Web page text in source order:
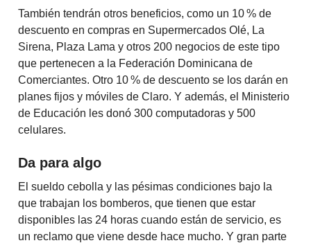
También tendrán otros beneficios, como un 10 % de
descuento en compras en Supermercados Olé, La
Sirena, Plaza Lama y otros 200 negocios de este tipo
que pertenecen a la Federación Dominicana de
Comerciantes. Otro 10 % de descuento se los darán en
planes fijos y móviles de Claro. Y además, el Ministerio
de Educación les donó 300 computadoras y 500
celulares.
Da para algo
El sueldo cebolla y las pésimas condiciones bajo la
que trabajan los bomberos, que tienen que estar
disponibles las 24 horas cuando están de servicio, es
un reclamo que viene desde hace mucho. Y gran parte